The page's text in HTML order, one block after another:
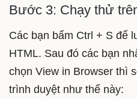
Bước 3: Chạy thử
Các bạn bấm Ctrl + S để
HTML. Sau đó các bạn
chọn View in Browser thì
trình duyệt như thế này: